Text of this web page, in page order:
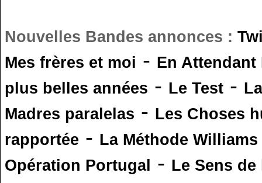
Nouvelles Bandes annonces :
Mes frères et moi - En
plus belles années - Le Test -
Madres paralelas - Les Choses
rapportée - La Méthode Williams
Opération Portugal - Le Sens